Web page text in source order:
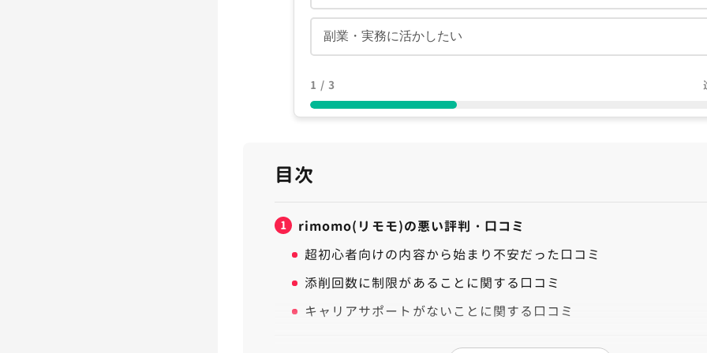
副業・実務に活かしたい
1 / 3
目次
1
rimomo(リモモ)の悪い評判・口コミ
超初心者向けの内容から始まり不安だった口コミ
添削回数に制限があることに関する口コミ
キャリアサポートがないことに関する口コミ